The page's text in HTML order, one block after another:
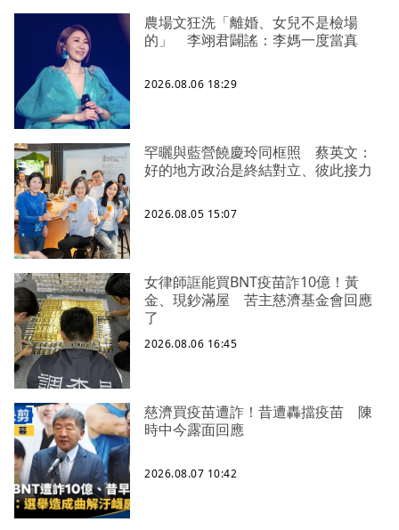
農場文狂洗「離婚、女兒不是檢場
的」 李翊君闢謠：李媽一度當真
2026.08.06 18:29
罕曬與藍營饒慶玲同框照 蔡英文：
好的地方政治是終結對立、彼此接力
2026.08.05 15:07
女律師誆能買BNT疫苗詐10億！黃
金、現鈔滿屋 苦主慈濟基金會回應
了
2026.08.06 16:45
慈濟買疫苗遭詐！昔遭轟擋疫苗 陳
時中今露面回應
2026.08.07 10:42